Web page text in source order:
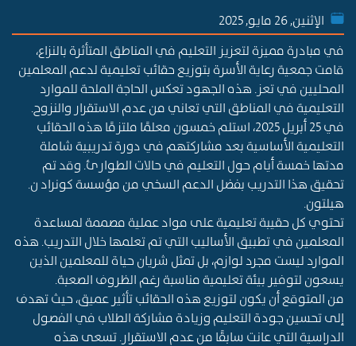
الإثنين, 26 مايو, 2025
في مبادرة مميزة لتعزيز التعليم في المناطق المتأثرة بالنزاع،
قامت جمعية رعاية الأسرة بتوزيع حقائب تعليمية لدعم المعلمين
المحليين في تعز. هذه الجهود تعكس الحاجة الملحة للموارد
التعليمية في المناطق التي تعاني من عدم الاستقرار والنزوح.
في 25 أبريل 2025، استلم خمسون معلمًا ملتزمًا هذه الحقائب
التعليمية الأساسية بعد مشاركتهم في دورة تدريبية شاملة
مدتها خمسة أيام حول التعليم في حالات الطوارئ. وقد تم
تحقيق هذا التدريب بفضل الدعم السخي من مؤسسة كونراد ن.
هيلتون.
تحتوي كل حقيبة تعليمية على مواد عملية مصممة لمساعدة
المعلمين في تطبيق الأساليب التي تم تعلمها خلال التدريب. هذه
الموارد ليست مجرد لوازم، بل تمثل شريان حياة للمعلمين الذين
يسعون لتوفير بيئة تعليمية مناسبة رغم الظروف الصعبة.
من المتوقع أن يكون لتوزيع هذه الحقائب تأثير عميق، حيث تهدف
إلى تحسين جودة التعليم وزيادة مشاركة الطلاب في الفصول
الدراسية التي عانت سابقًا من عدم الاستقرار. تسعى هذه